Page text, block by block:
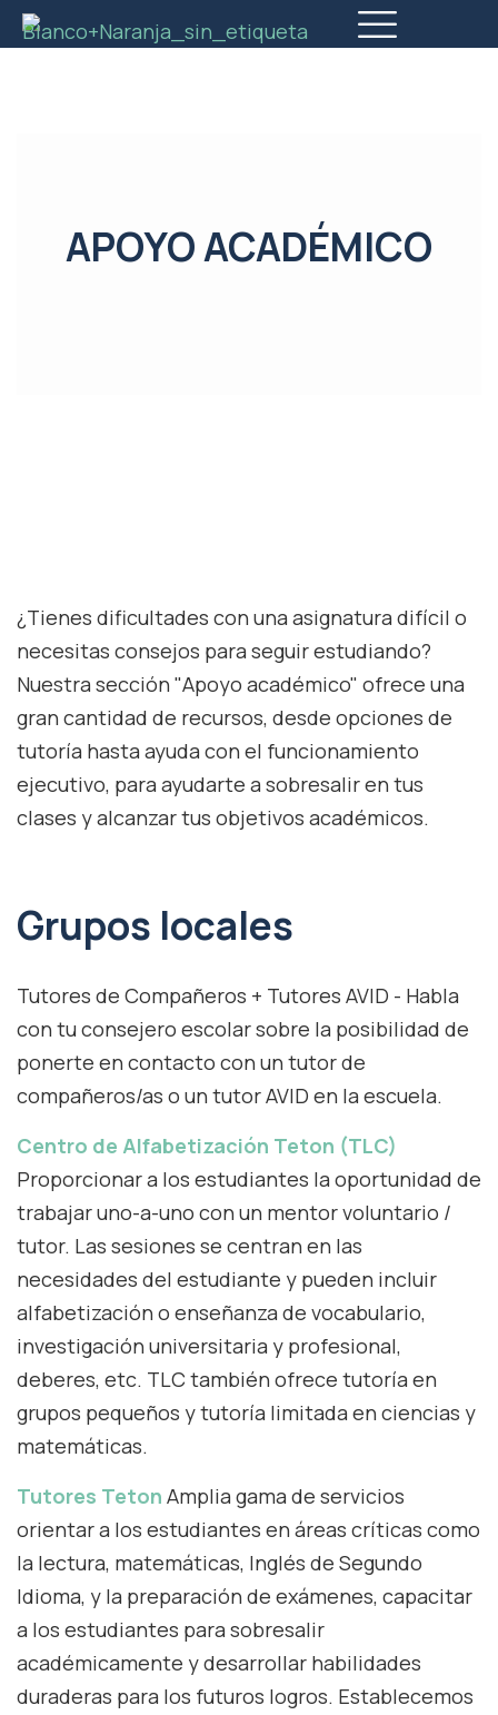
APOYO ACADÉMICO
¿Tienes dificultades con una asignatura difícil o
necesitas consejos para seguir estudiando?
Nuestra sección "Apoyo académico" ofrece una
gran cantidad de recursos, desde opciones de
tutoría hasta ayuda con el funcionamiento
ejecutivo, para ayudarte a sobresalir en tus
clases y alcanzar tus objetivos académicos.
Grupos locales
Tutores de Compañeros + Tutores AVID - Habla
con tu consejero escolar sobre la posibilidad de
ponerte en contacto con un tutor de
compañeros/as o un tutor AVID en la escuela.
Centro de Alfabetización Teton (TLC)
Proporcionar a los estudiantes la oportunidad de
trabajar uno-a-uno con un mentor voluntario /
tutor. Las sesiones se centran en las
necesidades del estudiante y pueden incluir
alfabetización o enseñanza de vocabulario,
investigación universitaria y profesional,
deberes, etc. TLC también ofrece tutoría en
grupos pequeños y tutoría limitada en ciencias y
matemáticas.
Tutores Teton Amplia gama de servicios
orientar a los estudiantes en áreas críticas como
la lectura, matemáticas, Inglés de Segundo
Idioma, y la preparación de exámenes, capacitar
a los estudiantes para sobresalir
académicamente y desarrollar habilidades
duraderas para los futuros logros. Establecemos